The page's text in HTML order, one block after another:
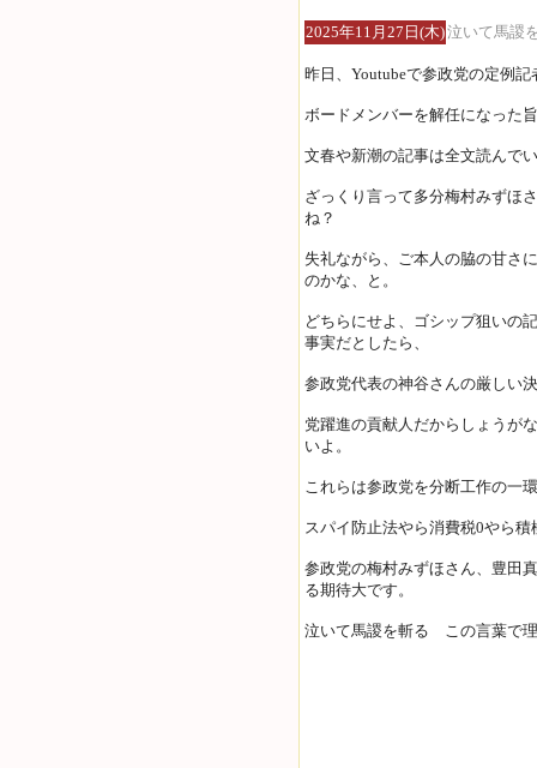
2025年11月27日(木)泣いて馬
昨日、Youtubeで参政党の定例
ボードメンバーを解任になった
文春や新潮の記事は全文読んで
ざっくり言って多分梅村みずほ
ね？
失礼ながら、ご本人の脇の甘さ
のかな、と。
どちらにせよ、ゴシップ狙いの
事実だとしたら、
参政党代表の神谷さんの厳しい
党躍進の貢献人だからしょうが
いよ。
これらは参政党を分断工作の一
スパイ防止法やら消費税0やら
参政党の梅村みずほさん、豊田
る期待大です。
泣いて馬謖を斬る この言葉で